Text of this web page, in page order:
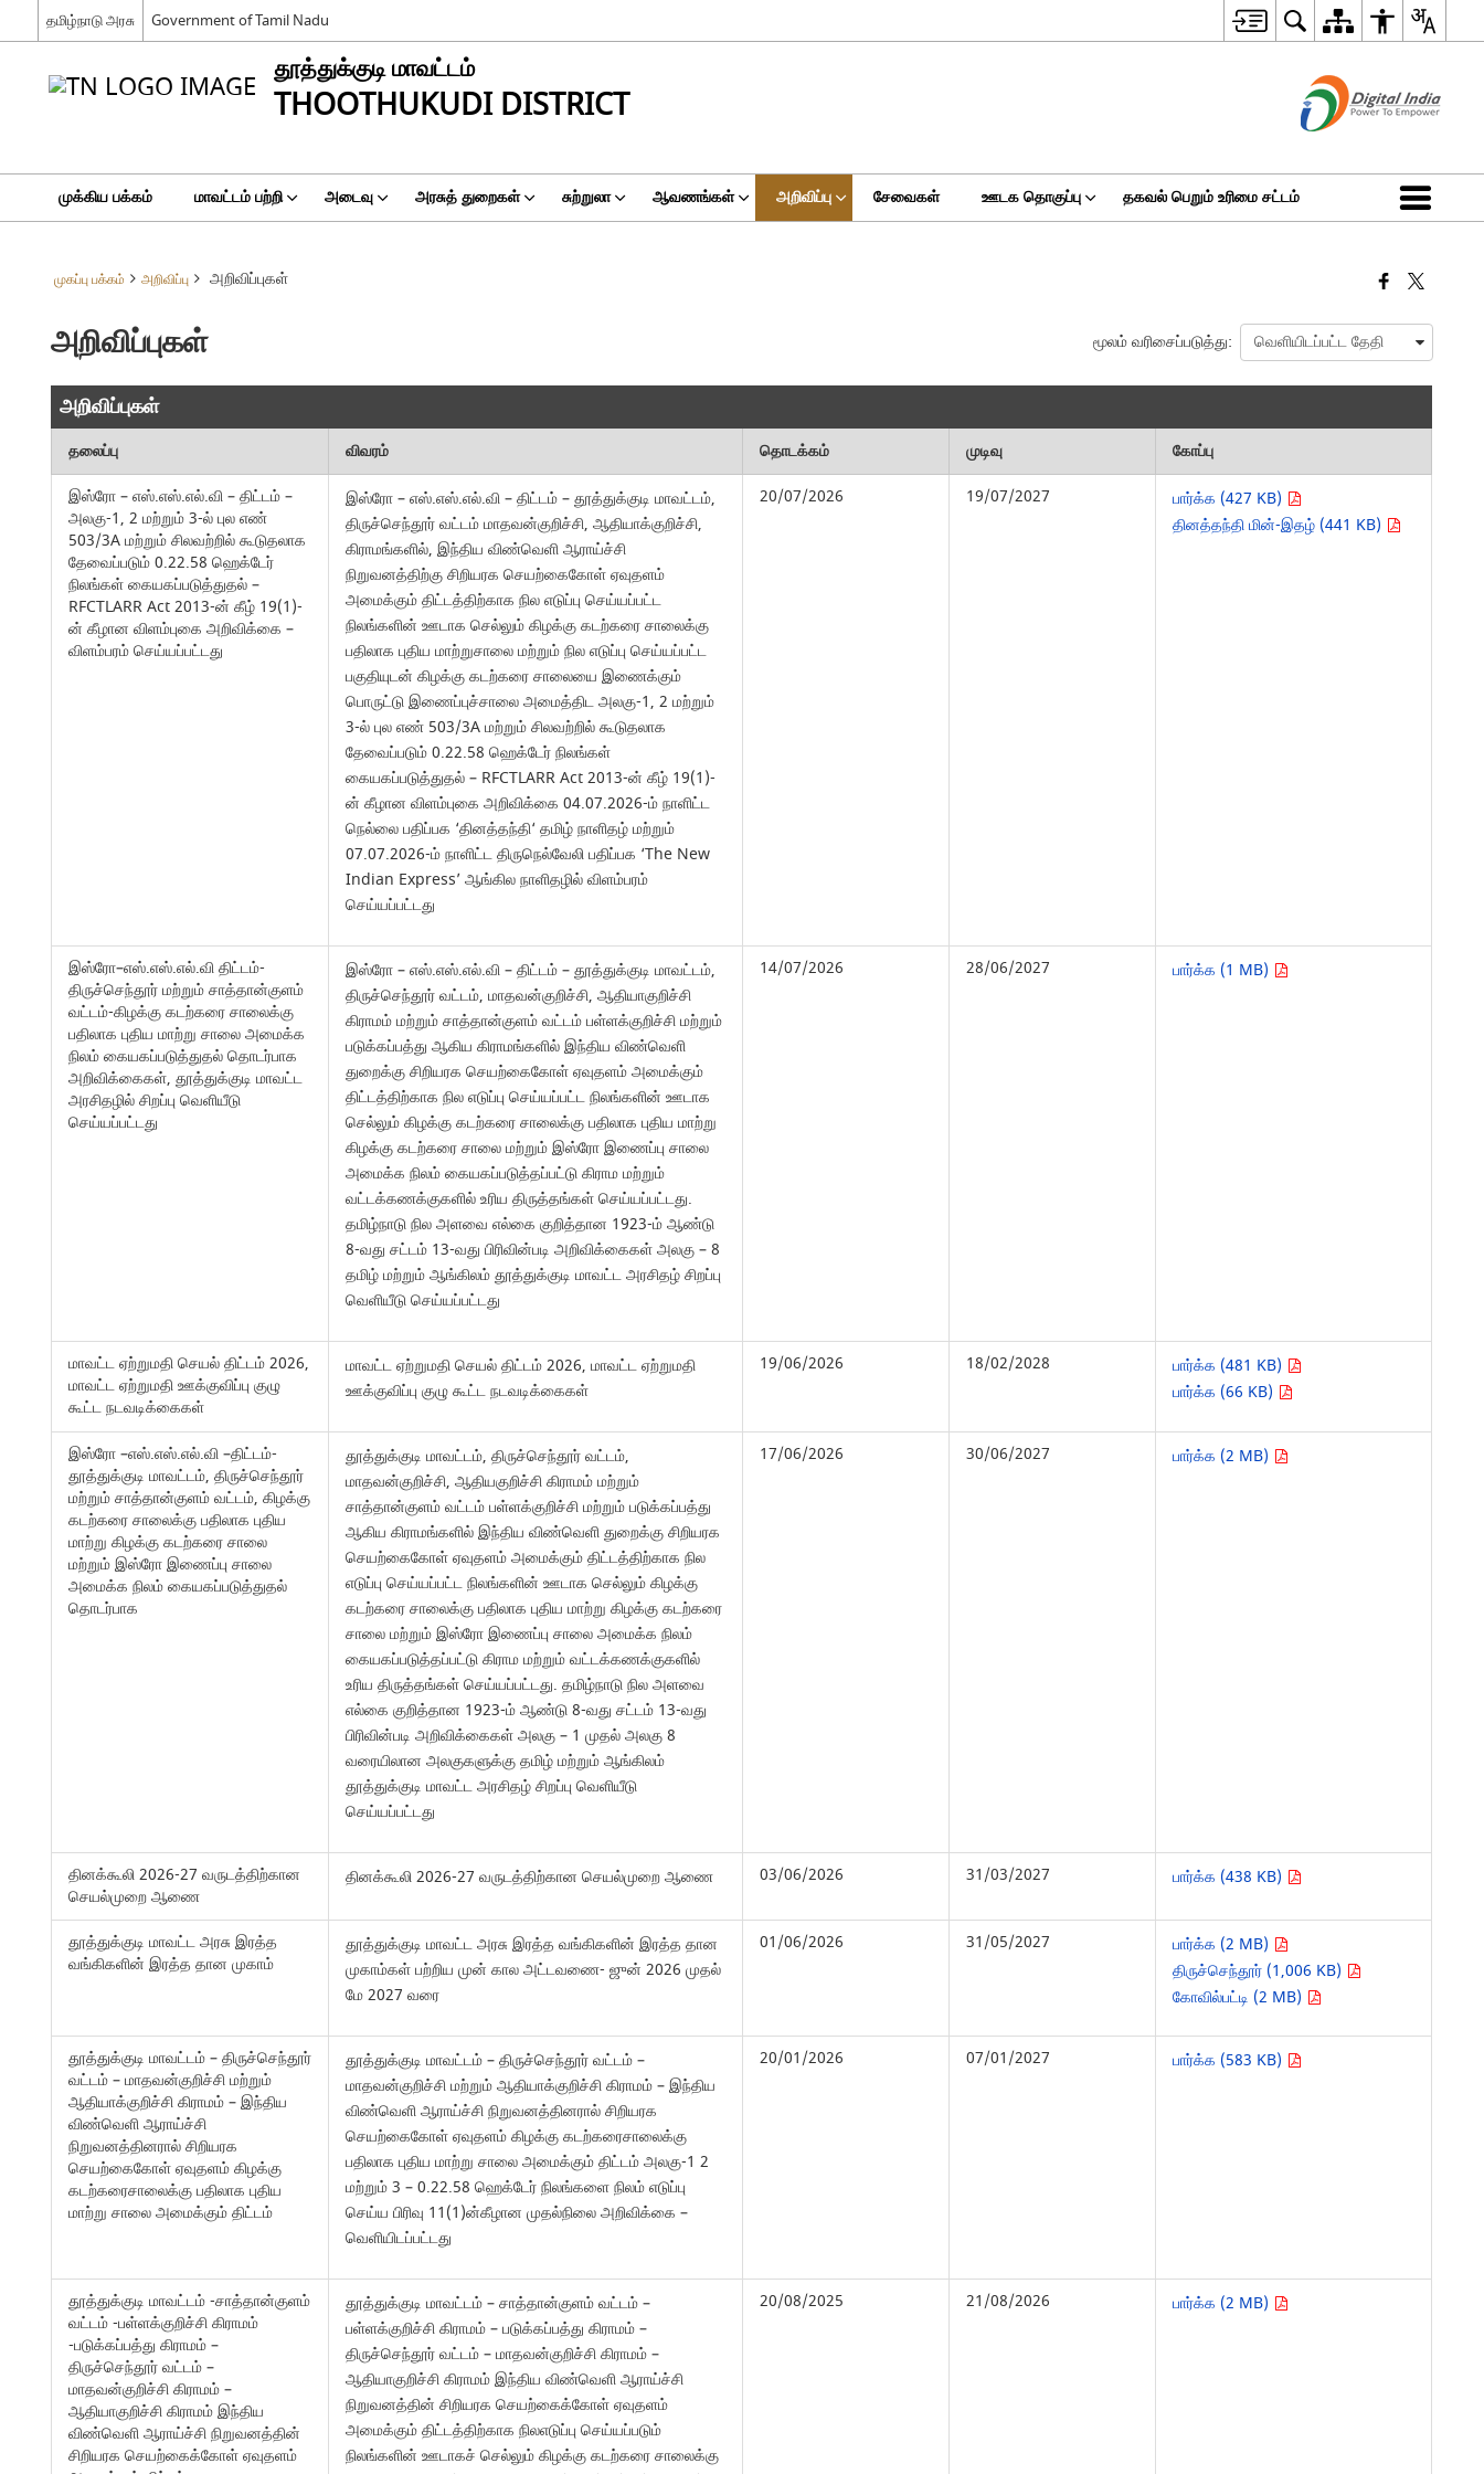
தமிழ்நாடு அரசு Government of Tamil Nadu
தூத்துக்குடி மாவட்டம்
THOOTHUKUDI DISTRICT
முக்கிய பக்கம் மாவட்டம் பற்றி அடைவு அரசுத் துறைகள் சுற்றுலா ஆவணங்கள் அறிவிப்பு சேவைகள் ஊடக தொகுப்பு தகவல் பெறும் உரிமை சட்டம்
முகப்பு பக்கம் அறிவிப்பு அறிவிப்புகள்
அறிவிப்புகள் மூலம் வரிசைப்படுத்து:
அறிவிப்புகள்
தலைப்பு விவரம் தொடக்கம் முடிவு
கோப்பு
இஸ்ரோ – எஸ்.எஸ்.எல்.வி – திட்டம் –
அலகு-1, 2 மற்றும் 3-ல் புல எண்
503/3A மற்றும் சிலவற்றில் கூடுதலாக
தேவைப்படும் 0.22.58 ஹெக்டேர்
நிலங்கள் கையகப்படுத்துதல் –
RFCTLARR Act 2013-ன் கீழ் 19(1)-
ன் கீழான விளம்புகை அறிவிக்கை –
விளம்பரம் செய்யப்பட்டது
இஸ்ரோ – எஸ்.எஸ்.எல்.வி – திட்டம் – தூத்துக்குடி மாவட்டம்,
திருச்செந்தூர் வட்டம் மாதவன்குறிச்சி, ஆதியாக்குறிச்சி,
கிராமங்களில், இந்திய விண்வெளி ஆராய்ச்சி
நிறுவனத்திற்கு சிறியரக செயற்கைகோள் ஏவுதளம்
அமைக்கும் திட்டத்திற்காக நில எடுப்பு செய்யப்பட்ட
நிலங்களின் ஊடாக செல்லும் கிழக்கு கடற்கரை சாலைக்கு
பதிலாக புதிய மாற்றுசாலை மற்றும் நில எடுப்பு செய்யப்பட்ட
பகுதியுடன் கிழக்கு கடற்கரை சாலையை இணைக்கும்
பொருட்டு இணைப்புச்சாலை அமைத்திட அலகு-1, 2 மற்றும்
3-ல் புல எண் 503/3A மற்றும் சிலவற்றில் கூடுதலாக
தேவைப்படும் 0.22.58 ஹெக்டேர் நிலங்கள்
கையகப்படுத்துதல் – RFCTLARR Act 2013-ன் கீழ் 19(1)-
ன் கீழான விளம்புகை அறிவிக்கை 04.07.2026-ம் நாளிட்ட
நெல்லை பதிப்பக ‘தினத்தந்தி‘ தமிழ் நாளிதழ் மற்றும்
07.07.2026-ம் நாளிட்ட திருநெல்வேலி பதிப்பக ‘The New
Indian Express’ ஆங்கில நாளிதழில் விளம்பரம்
செய்யப்பட்டது
20/07/2026 19/07/2027
பார்க்க (427 KB)
தினத்தந்தி மின்-இதழ் (441 KB)
இஸ்ரோ–எஸ்.எஸ்.எல்.வி திட்டம்-
திருச்செந்தூர் மற்றும் சாத்தான்குளம்
வட்டம்-கிழக்கு கடற்கரை சாலைக்கு
பதிலாக புதிய மாற்று சாலை அமைக்க
நிலம் கையகப்படுத்துதல் தொடர்பாக
அறிவிக்கைகள், தூத்துக்குடி மாவட்ட
அரசிதழில் சிறப்பு வெளியீடு
செய்யப்பட்டது
இஸ்ரோ – எஸ்.எஸ்.எல்.வி – திட்டம் – தூத்துக்குடி மாவட்டம்,
திருச்செந்தூர் வட்டம், மாதவன்குறிச்சி, ஆதியாகுறிச்சி
கிராமம் மற்றும் சாத்தான்குளம் வட்டம் பள்ளக்குறிச்சி மற்றும்
படுக்கப்பத்து ஆகிய கிராமங்களில் இந்திய விண்வெளி
துறைக்கு சிறியரக செயற்கைகோள் ஏவுதளம் அமைக்கும்
திட்டத்திற்காக நில எடுப்பு செய்யப்பட்ட நிலங்களின் ஊடாக
செல்லும் கிழக்கு கடற்கரை சாலைக்கு பதிலாக புதிய மாற்று
கிழக்கு கடற்கரை சாலை மற்றும் இஸ்ரோ இணைப்பு சாலை
அமைக்க நிலம் கையகப்படுத்தப்பட்டு கிராம மற்றும்
வட்டக்கணக்குகளில் உரிய திருத்தங்கள் செய்யப்பட்டது.
தமிழ்நாடு நில அளவை எல்கை குறித்தான 1923-ம் ஆண்டு
8-வது சட்டம் 13-வது பிரிவின்படி அறிவிக்கைகள் அலகு – 8
தமிழ் மற்றும் ஆங்கிலம் தூத்துக்குடி மாவட்ட அரசிதழ் சிறப்பு
வெளியீடு செய்யப்பட்டது
14/07/2026 28/06/2027 பார்க்க (1 MB)
மாவட்ட ஏற்றுமதி செயல் திட்டம் 2026,
மாவட்ட ஏற்றுமதி ஊக்குவிப்பு குழு
கூட்ட நடவடிக்கைகள்
மாவட்ட ஏற்றுமதி செயல் திட்டம் 2026, மாவட்ட ஏற்றுமதி
ஊக்குவிப்பு குழு கூட்ட நடவடிக்கைகள்
19/06/2026 18/02/2028
பார்க்க (481 KB)
பார்க்க (66 KB)
இஸ்ரோ –எஸ்.எஸ்.எல்.வி –திட்டம்-
தூத்துக்குடி மாவட்டம், திருச்செந்தூர்
மற்றும் சாத்தான்குளம் வட்டம், கிழக்கு
கடற்கரை சாலைக்கு பதிலாக புதிய
மாற்று கிழக்கு கடற்கரை சாலை
மற்றும் இஸ்ரோ இணைப்பு சாலை
அமைக்க நிலம் கையகப்படுத்துதல்
தொடர்பாக
தூத்துக்குடி மாவட்டம், திருச்செந்தூர் வட்டம்,
மாதவன்குறிச்சி, ஆதியகுறிச்சி கிராமம் மற்றும்
சாத்தான்குளம் வட்டம் பள்ளக்குறிச்சி மற்றும் படுக்கப்பத்து
ஆகிய கிராமங்களில் இந்திய விண்வெளி துறைக்கு சிறியரக
செயற்கைகோள் ஏவுதளம் அமைக்கும் திட்டத்திற்காக நில
எடுப்பு செய்யப்பட்ட நிலங்களின் ஊடாக செல்லும் கிழக்கு
கடற்கரை சாலைக்கு பதிலாக புதிய மாற்று கிழக்கு கடற்கரை
சாலை மற்றும் இஸ்ரோ இணைப்பு சாலை அமைக்க நிலம்
கையகப்படுத்தப்பட்டு கிராம மற்றும் வட்டக்கணக்குகளில்
உரிய திருத்தங்கள் செய்யப்பட்டது. தமிழ்நாடு நில அளவை
எல்கை குறித்தான 1923-ம் ஆண்டு 8-வது சட்டம் 13-வது
பிரிவின்படி அறிவிக்கைகள் அலகு – 1 முதல் அலகு 8
வரையிலான அலகுகளுக்கு தமிழ் மற்றும் ஆங்கிலம்
தூத்துக்குடி மாவட்ட அரசிதழ் சிறப்பு வெளியீடு
செய்யப்பட்டது
17/06/2026 30/06/2027 பார்க்க (2 MB)
தினக்கூலி 2026-27 வருடத்திற்கான
செயல்முறை ஆணை
தினக்கூலி 2026-27 வருடத்திற்கான செயல்முறை ஆணை 03/06/2026 31/03/2027 பார்க்க (438 KB)
தூத்துக்குடி மாவட்ட அரசு இரத்த
வங்கிகளின் இரத்த தான முகாம்
தூத்துக்குடி மாவட்ட அரசு இரத்த வங்கிகளின் இரத்த தான
முகாம்கள் பற்றிய முன் கால அட்டவணை- ஜுன் 2026 முதல்
மே 2027 வரை
01/06/2026 31/05/2027
பார்க்க (2 MB)
திருச்செந்தூர் (1,006 KB)
கோவில்பட்டி (2 MB)
தூத்துக்குடி மாவட்டம் – திருச்செந்தூர்
வட்டம் – மாதவன்குறிச்சி மற்றும்
ஆதியாக்குறிச்சி கிராமம் – இந்திய
விண்வெளி ஆராய்ச்சி
நிறுவனத்தினரால் சிறியரக
செயற்கைகோள் ஏவுதளம் கிழக்கு
கடற்கரைசாலைக்கு பதிலாக புதிய
மாற்று சாலை அமைக்கும் திட்டம்
தூத்துக்குடி மாவட்டம் – திருச்செந்தூர் வட்டம் –
மாதவன்குறிச்சி மற்றும் ஆதியாக்குறிச்சி கிராமம் – இந்திய
விண்வெளி ஆராய்ச்சி நிறுவனத்தினரால் சிறியரக
செயற்கைகோள் ஏவுதளம் கிழக்கு கடற்கரைசாலைக்கு
பதிலாக புதிய மாற்று சாலை அமைக்கும் திட்டம் அலகு-1 2
மற்றும் 3 – 0.22.58 ஹெக்டேர் நிலங்களை நிலம் எடுப்பு
செய்ய பிரிவு 11(1)ன்கீழான முதல்நிலை அறிவிக்கை –
வெளியிடப்பட்டது
20/01/2026 07/01/2027 பார்க்க (583 KB)
தூத்துக்குடி மாவட்டம் -சாத்தான்குளம்
வட்டம் -பள்ளக்குறிச்சி கிராமம்
-படுக்கப்பத்து கிராமம் –
திருச்செந்தூர் வட்டம் –
மாதவன்குறிச்சி கிராமம் –
ஆதியாகுறிச்சி கிராமம் இந்திய
விண்வெளி ஆராய்ச்சி நிறுவனத்தின்
சிறியரக செயற்கைக்கோள் ஏவுதளம்
தூத்துக்குடி மாவட்டம் – சாத்தான்குளம் வட்டம் –
பள்ளக்குறிச்சி கிராமம் – படுக்கப்பத்து கிராமம் –
திருச்செந்தூர் வட்டம் – மாதவன்குறிச்சி கிராமம் –
ஆதியாகுறிச்சி கிராமம் இந்திய விண்வெளி ஆராய்ச்சி
நிறுவனத்தின் சிறியரக செயற்கைக்கோள் ஏவுதளம்
அமைக்கும் திட்டத்திற்காக நிலஎடுப்பு செய்யப்படும்
நிலங்களின் ஊடாகச் செல்லும் கிழக்கு கடற்கரை சாலைக்கு
20/08/2025 21/08/2026 பார்க்க (2 MB)